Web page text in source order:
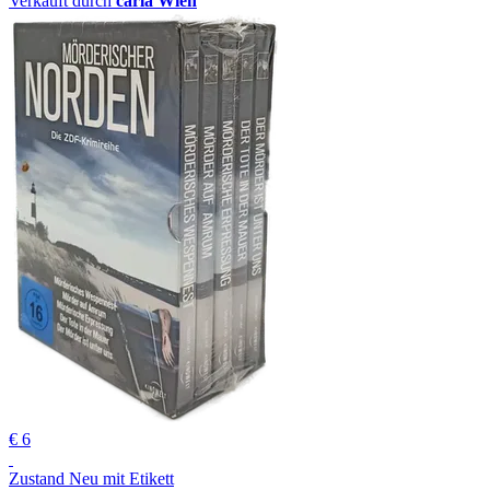
€ 6
Zustand Neu mit Etikett